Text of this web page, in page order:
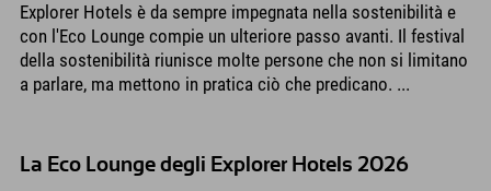
Explorer Hotels è da sempre impegnata nella sostenibilità e
con l'Eco Lounge compie un ulteriore passo avanti. Il festival
della sostenibilità riunisce molte persone che non si limitano
a parlare, ma mettono in pratica ciò che predicano. ...
La Eco Lounge degli Explorer Hotels 2026